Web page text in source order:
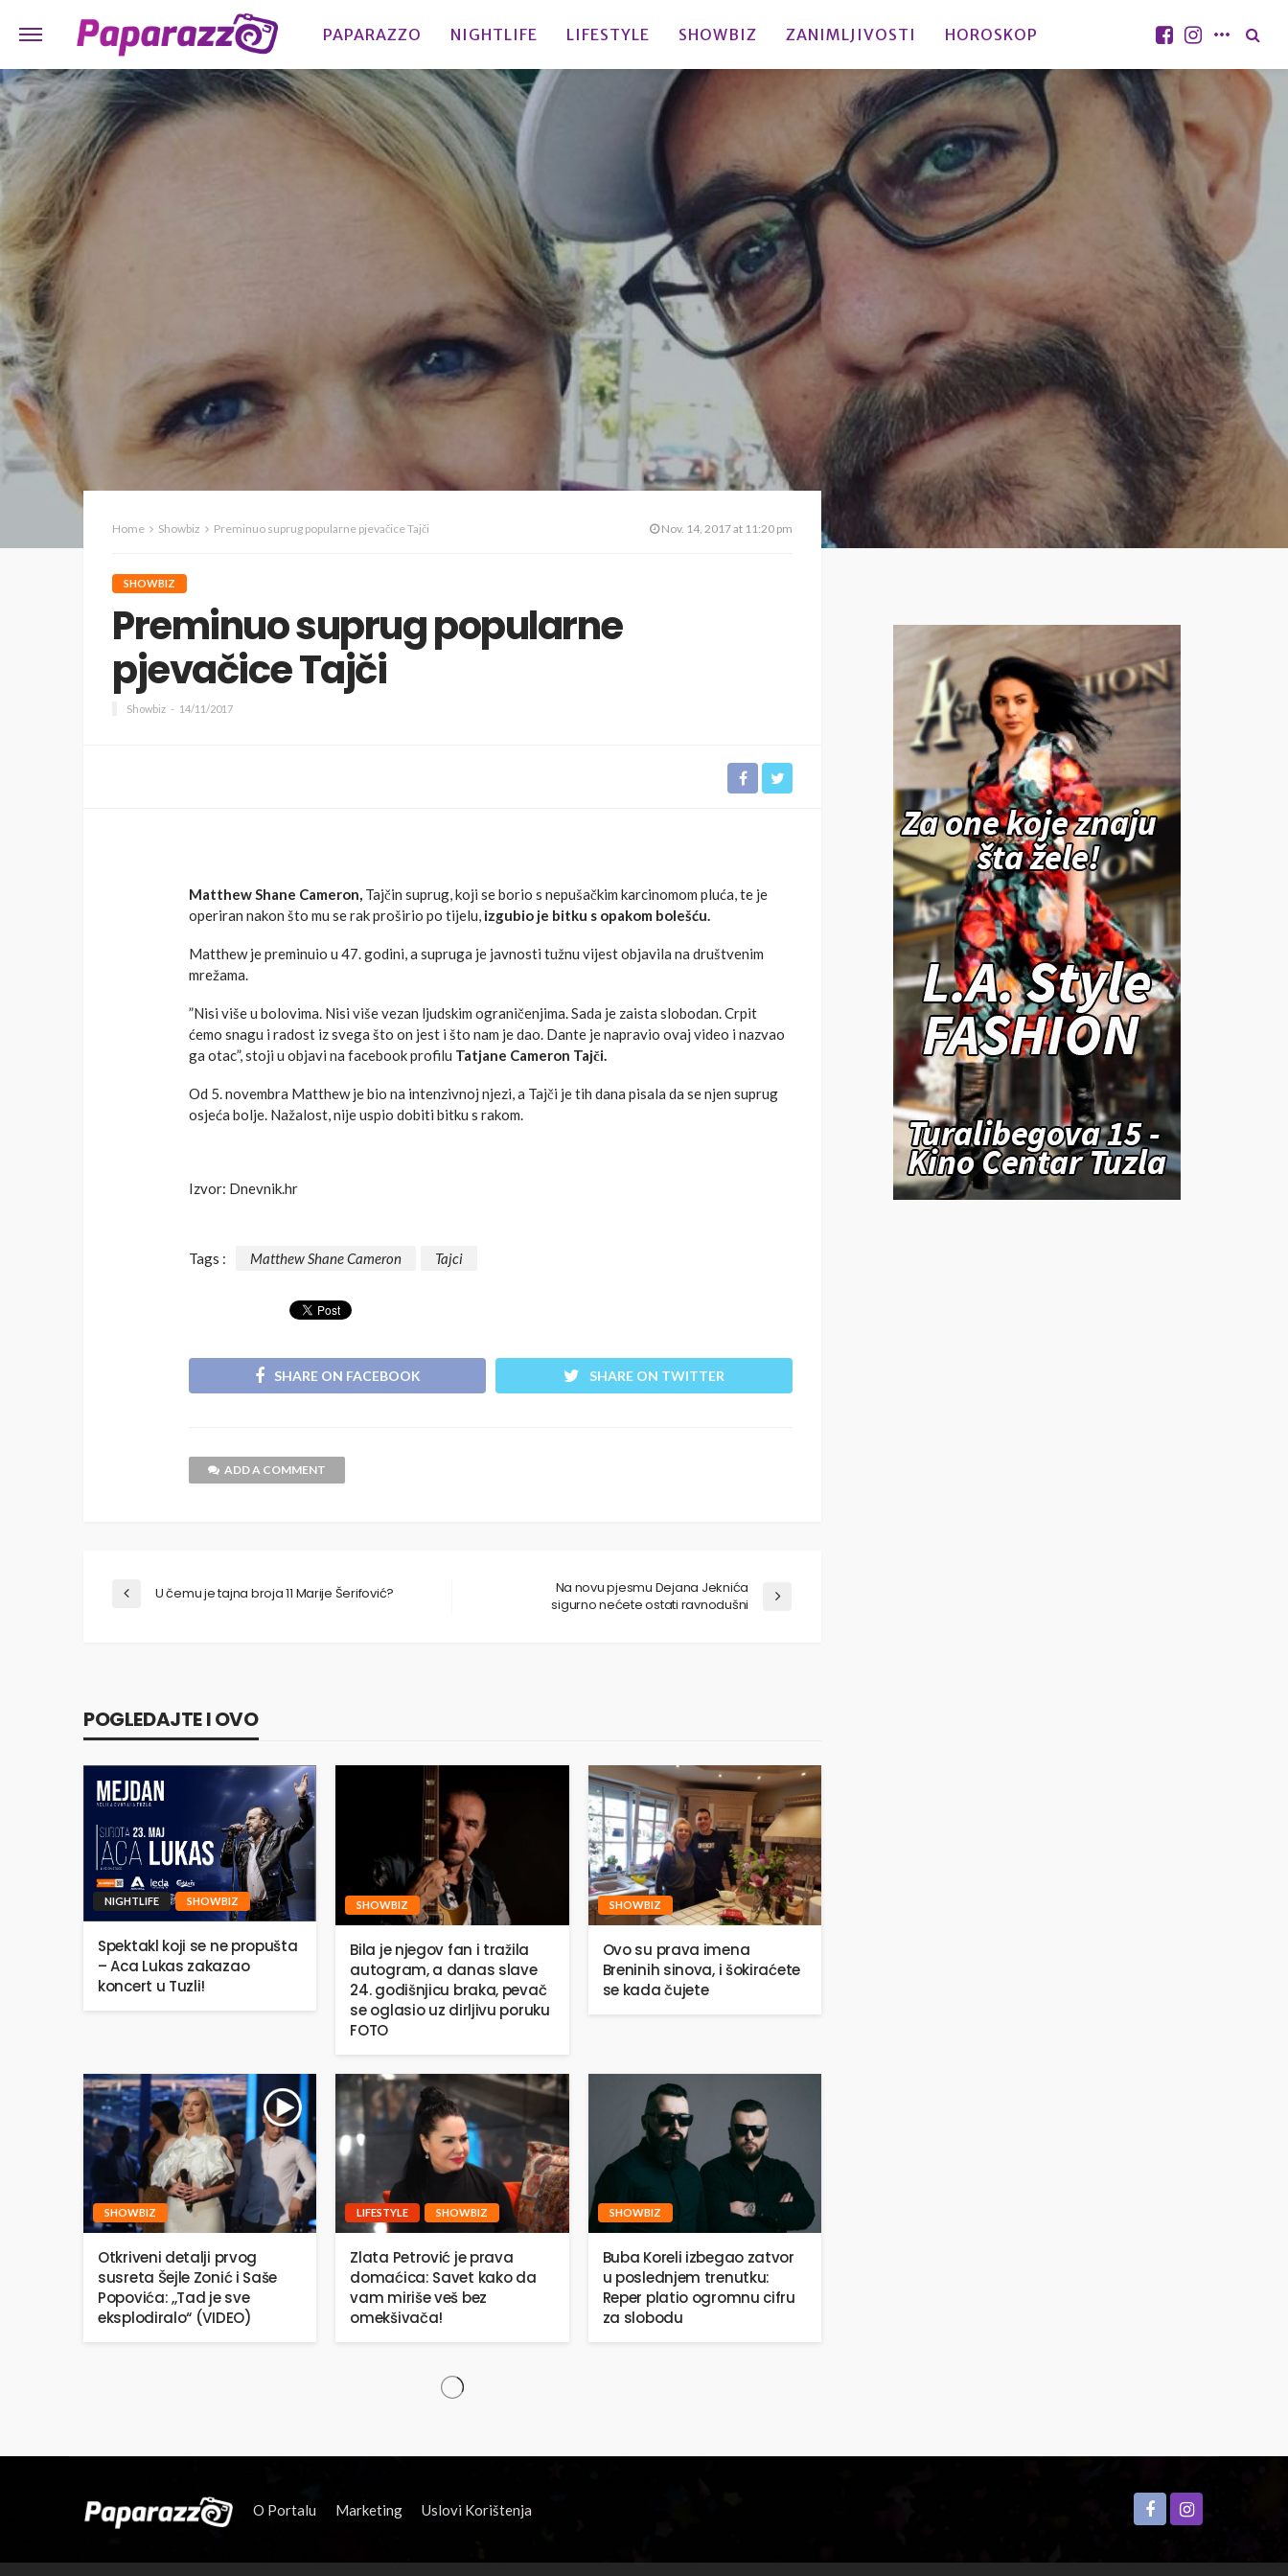
PAPARAZZO NIGHTLIFE LIFESTYLE SHOWBIZ ZANIMLJIVOSTI HOROSKOP
Home Showbiz Preminuo suprug popularne pjevačice Tajči Nov. 14, 2017 at 11:20 pm
SHOWBIZ
Preminuo suprug popularne
pjevačice Tajči
Showbiz 14/11/2017
Matthew Shane Cameron, Tajčin suprug, koji se borio s nepušačkim karcinomom pluća, te je
operiran nakon što mu se rak proširio po tijelu, izgubio je bitku s opakom bolešću.
Matthew je preminuio u 47. godini, a supruga je javnosti tužnu vijest objavila na društvenim
mrežama.
”Nisi više u bolovima. Nisi više vezan ljudskim ograničenjima. Sada je zaista slobodan. Crpit
ćemo snagu i radost iz svega što on jest i što nam je dao. Dante je napravio ovaj video i nazvao
ga otac”, stoji u objavi na facebook profilu Tatjane Cameron Tajči.
Od 5. novembra Matthew je bio na intenzivnoj njezi, a Tajči je tih dana pisala da se njen suprug
osjeća bolje. Nažalost, nije uspio dobiti bitku s rakom.
Izvor: Dnevnik.hr
Tags : Matthew Shane Cameron Tajci
SHARE ON FACEBOOK SHARE ON TWITTER
ADD A COMMENT
U čemu je tajna broja 11 Marije Šerifović?
Na novu pjesmu Dejana Jeknića
sigurno nećete ostati ravnodušni
POGLEDAJTE I OVO
NIGHTLIFE SHOWBIZ
Spektakl koji se ne propušta
– Aca Lukas zakazao
koncert u Tuzli!
SHOWBIZ
Bila je njegov fan i tražila
autogram, a danas slave
24. godišnjicu braka, pevač
se oglasio uz dirljivu poruku
FOTO
SHOWBIZ
Ovo su prava imena
Breninih sinova, i šokiraćete
se kada čujete
SHOWBIZ
Otkriveni detalji prvog
susreta Šejle Zonić i Saše
Popovića: ,,Tad je sve
eksplodiralo“ (VIDEO)
LIFESTYLE SHOWBIZ
Zlata Petrović je prava
domaćica: Savet kako da
vam miriše veš bez
omekšivača!
SHOWBIZ
Buba Koreli izbegao zatvor
u poslednjem trenutku:
Reper platio ogromnu cifru
za slobodu
O Portalu Marketing Uslovi Korištenja